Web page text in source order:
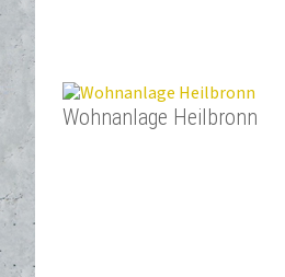
Wohnanlage Heilbronn